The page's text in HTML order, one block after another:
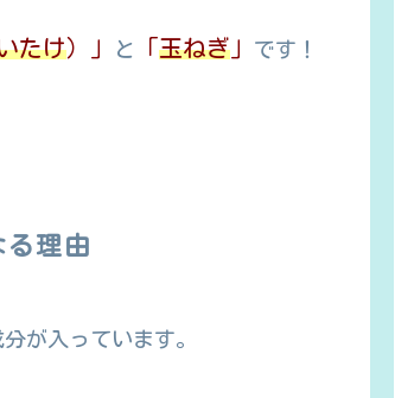
たけ）」 と 玉ねぎ 」 です！
理由
が入っています。